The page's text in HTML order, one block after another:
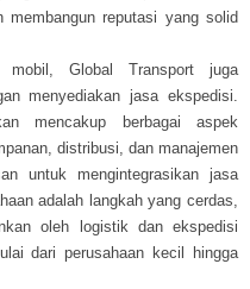
reputasi yang solid
mobil, Global Transport juga
menyediakan jasa ekspedisi.
mencakup berbagai aspek
distribusi, dan manajemen
untuk mengintegrasikan jasa
adalah langkah yang cerdas,
oleh logistik dan ekspedisi
dari perusahaan kecil hingga